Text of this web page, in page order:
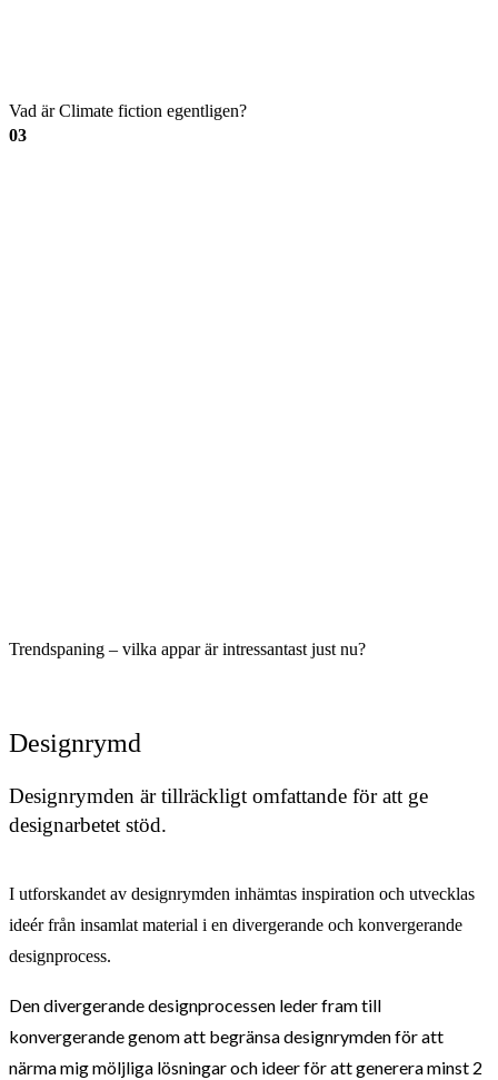
Vad är Climate fiction egentligen?
03
Trendspaning – vilka appar är intressantast just nu?
Designrymd
Designrymden är tillräckligt omfattande för att ge
designarbetet stöd.
I utforskandet av designrymden inhämtas inspiration och utvecklas
ideér från insamlat material i en divergerande och konvergerande
designprocess.
Den divergerande designprocessen leder fram till
konvergerande genom att begränsa designrymden för att
närma mig möljliga lösningar och ideer för att generera minst 2